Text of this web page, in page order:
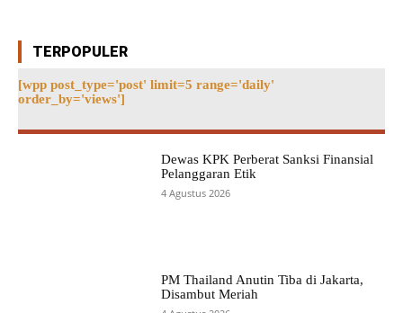
TERPOPULER
[wpp post_type='post' limit=5 range='daily'
order_by='views']
Dewas KPK Perberat Sanksi Finansial
Pelanggaran Etik
4 Agustus 2026
PM Thailand Anutin Tiba di Jakarta,
Disambut Meriah